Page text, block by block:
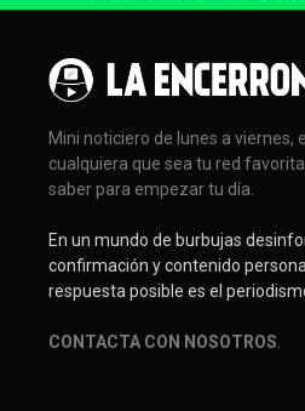
Mini noticiero de lunes a viernes,
cualquiera que sea tu red
saber para empezar tu día.
En un mundo de burbujas
confirmación y contenido
respuesta posible es el
CONTACTA CON NOSOTROS